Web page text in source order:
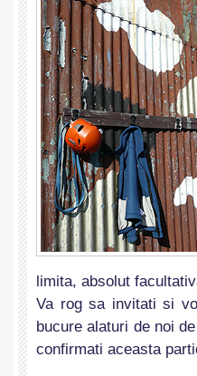
limita, absolut
Va rog sa invitati si
bucure alaturi de noi
confirmati aceasta